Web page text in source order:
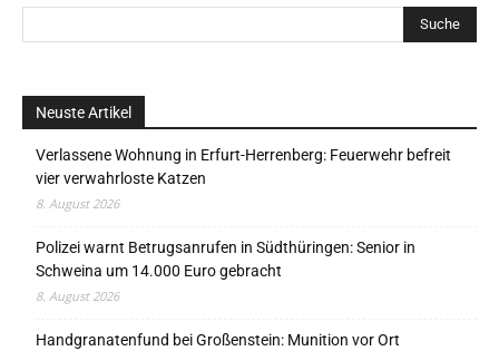
Neuste Artikel
Verlassene Wohnung in Erfurt-Herrenberg: Feuerwehr befreit
vier verwahrloste Katzen
8. August 2026
Polizei warnt Betrugsanrufen in Südthüringen: Senior in
Schweina um 14.000 Euro gebracht
8. August 2026
Handgranatenfund bei Großenstein: Munition vor Ort